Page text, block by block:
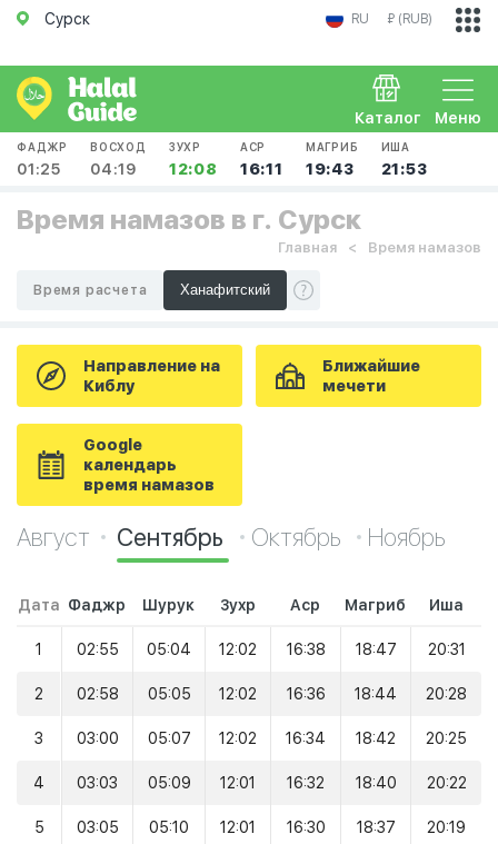
Сурск RU ₽ (RUB)
Меню
Каталог
ФАДЖР
01:25
ВОСХОД
04:19
ЗУХР
12:08
АСР
16:11
МАГРИБ
19:43
ИША
21:53
Время намазов в г. Сурск
Главная Время намазов
Время расчета
Направление на
Киблу
Ближайшие
мечети
Google
календарь
время намазов
Август Сентябрь Октябрь Ноябрь
Дата Фаджр Шурук Зухр Аср Магриб Иша
1 02:55 05:04 12:02 16:38 18:47 20:31
2 02:58 05:05 12:02 16:36 18:44 20:28
3 03:00 05:07 12:02 16:34 18:42 20:25
4 03:03 05:09 12:01 16:32 18:40 20:22
5 03:05 05:10 12:01 16:30 18:37 20:19